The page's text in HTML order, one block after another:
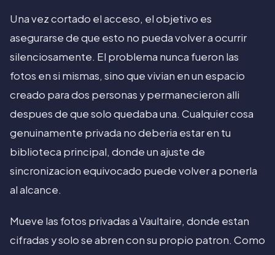
Una vez cortado el acceso, el objetivo es
asegurarse de que esto no pueda volver a ocurrir
silenciosamente. El problema nunca fueron las
fotos en si mismas, sino que vivian en un espacio
creado para dos personas y permanecieron alli
despues de que solo quedaba una. Cualquier cosa
genuinamente privada no deberia estar en tu
biblioteca principal, donde un ajuste de
sincronizacion equivocado puede volver a ponerla
al alcance.
Mueve las fotos privadas a Vaultaire, donde estan
cifradas y solo se abren con su propio patron. Como